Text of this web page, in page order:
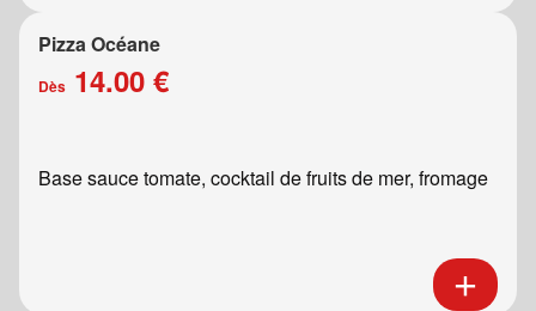
Pizza Océane
Dès 14.00 €
Base sauce tomate, cocktail de fruits de mer, fromage